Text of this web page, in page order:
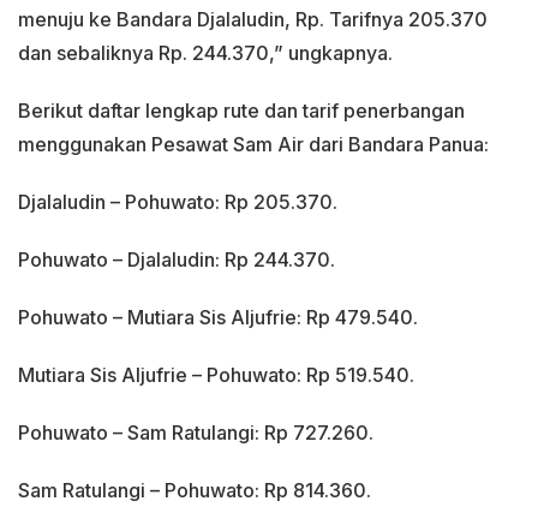
menuju ke Bandara Djalaludin, Rp. Tarifnya 205.370
dan sebaliknya Rp. 244.370,” ungkapnya.
Berikut daftar lengkap rute dan tarif penerbangan
menggunakan Pesawat Sam Air dari Bandara Panua:
Djalaludin – Pohuwato: Rp 205.370.
Pohuwato – Djalaludin: Rp 244.370.
Pohuwato – Mutiara Sis Aljufrie: Rp 479.540.
Mutiara Sis Aljufrie – Pohuwato: Rp 519.540.
Pohuwato – Sam Ratulangi: Rp 727.260.
Sam Ratulangi – Pohuwato: Rp 814.360.